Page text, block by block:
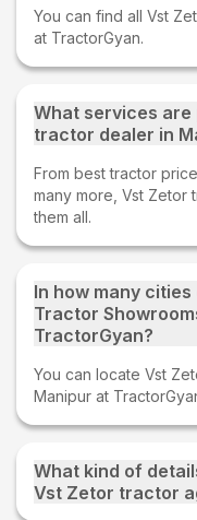
You can find all Vst
at TractorGyan.
What services
tractor dealer in
From best tractor
many more, Vst Zetor
them all.
In how many
Tractor
TractorGyan?
You can locate Vst
Manipur at
What kind of
Vst Zetor tractor